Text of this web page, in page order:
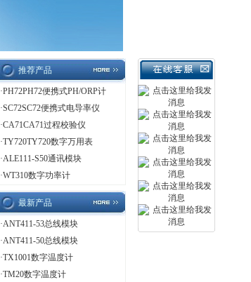
推荐产品
·PH72PH72便携式PH/ORP计
·SC72SC72便携式电导率仪
·CA71CA71过程校验仪
·TY720TY720数字万用表
·ALE111-S50通讯模块
·WT310数字功率计
最新产品
·ANT411-53总线模块
·ANT411-50总线模块
·TX1001数字温度计
·TM20数字温度计